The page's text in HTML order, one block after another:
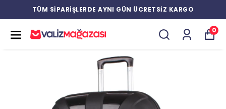
TÜM SİPARİŞLERDE AYNI GÜN ÜCRETSİZ KARGO
0